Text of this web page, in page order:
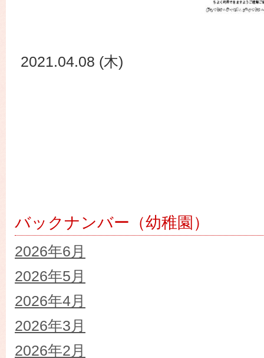
2021.04.08 (木)
バックナンバー（幼稚園）
2026年6月
2026年5月
2026年4月
2026年3月
2026年2月